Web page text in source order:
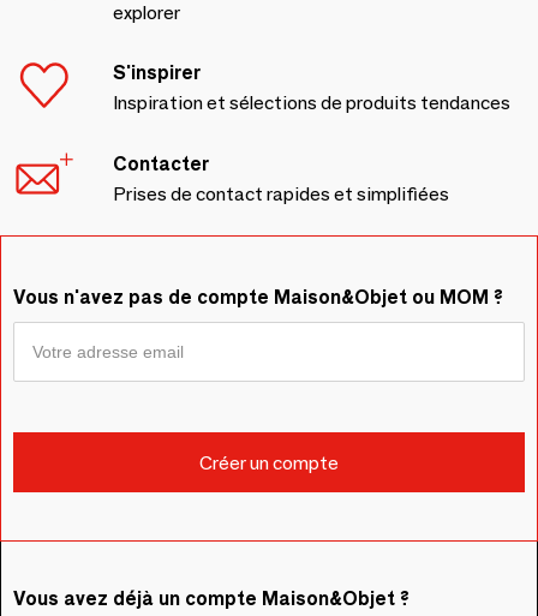
explorer
S'inspirer
Inspiration et sélections de produits tendances
Contacter
Prises de contact rapides et simplifiées
Vous n'avez pas de compte Maison&Objet ou MOM ?
Vous avez déjà un compte Maison&Objet ?